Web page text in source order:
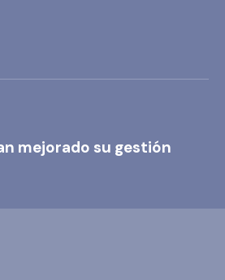
mejorado su gestión